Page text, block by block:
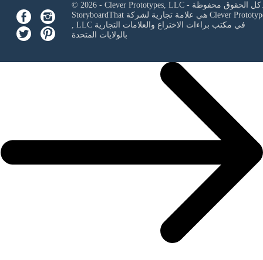
© 2026 - Clever Prototypes, LLC - كل الحقوق محفوظة.
StoryboardThat هي علامة تجارية لشركة Clever
, LLCفي مكتب براءات الاختراع والعلامات التجارية
بالولايات المتحدة